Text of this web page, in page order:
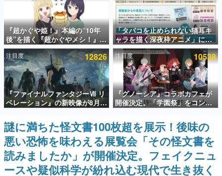
電ファミのいま読まれている記事ランキング
アプリセール情報
インタビュー
連載・特集一覧
殿堂入り記事
SNS拡散数が数千以上！ ページビュー数万以上！ などな
ど。多くの人々に読まれた、電ファミ渾身の“殿堂入り”記
事をまとめました。
ゲームの企画書
名作ゲームクリエイターの方々に製作時のエピソードをお
聞きし、ヒットする企画（ゲーム）とは何か？を探ってい
きます。
赫本
この物語を解いてはいけない。『赫本』は、〈試験問題〉
『超かぐや姫！』本編の“10年
後”を描く『超かぐやメシ！』
Web連載決定。新たなWebマン
ガレーベル「ビビビコミック」
にて特別話が掲載スタート、あ
のお話には…まだ続きがある！
「タバコを止められない猫耳キ
ャラを描く深夜枠アニメ」に視
聴者の一部から批判意見。違法
薬物の使用と思しき描写も含め
て、BPOが議論を交わす
注目度 12826
『ファイナルファンタジーⅦ リ
ベレーション』の新映像が8月
26日早朝に公開へ。『FF7』リ
メイクシリーズの完結編、
「gamescom」のオープニング
ナイトライブにてディレクター
の浜口直樹氏が登壇する予定
注目度 10538
『グノーシア』コラボカフェが
開催決定。「学園祭」をコンセ
プトに、模擬店やセツやSQ、ラ
キオたちが学祭バンドを楽しむ
様子を切り取った新グッズが展
開
謎に満ちた怪文書100枚超を展示！後味の
悪い恐怖を味わえる展覧会「その怪文書を
読みましたか」が開催決定。フェイクニュ
ースや疑似科学が紛れ込む現代で生き抜く